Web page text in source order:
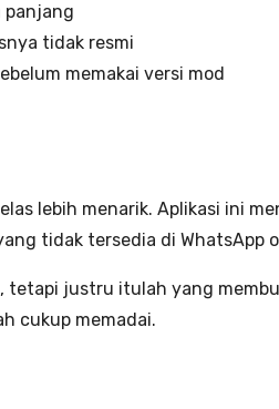
panjang
tidak resmi
memakai versi mod
lebih menarik. Aplikasi ini
tidak tersedia di WhatsApp
tetapi justru itulah yang
cukup memadai.